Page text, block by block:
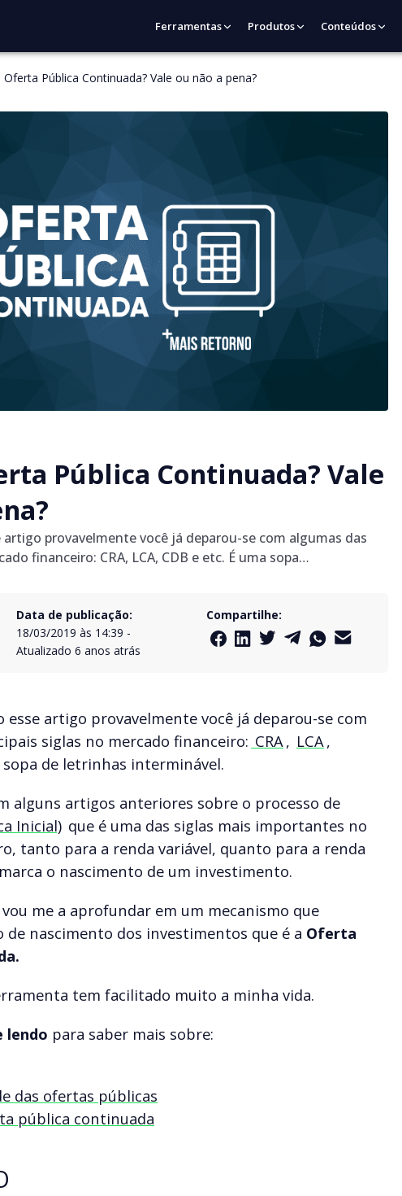
Ferramentas Produtos Conteúdos
Oferta Pública Continuada? Vale ou não a pena?
Pública Continuada? Vale
artigo provavelmente você já deparou-se com algumas das
financeiro: CRA, LCA, CDB e etc. É uma sopa…
Data de publicação:
18/03/2019 às 14:39 -
Atualizado 6 anos atrás
Compartilhe:
esse artigo provavelmente você já deparou-se com
siglas no mercado financeiro: CRA, LCA,
sopa de letrinhas interminável.
alguns artigos anteriores sobre o processo de
Inicial) que é uma das siglas mais importantes no
tanto para a renda variável, quanto para a renda
o nascimento de um investimento.
me a aprofundar em um mecanismo que
de nascimento dos investimentos que é a Oferta
tem facilitado muito a minha vida.
lendo para saber mais sobre:
das ofertas públicas
pública continuada